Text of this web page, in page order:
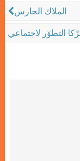
الملاك الحارس
التطوّر لاجتماعي